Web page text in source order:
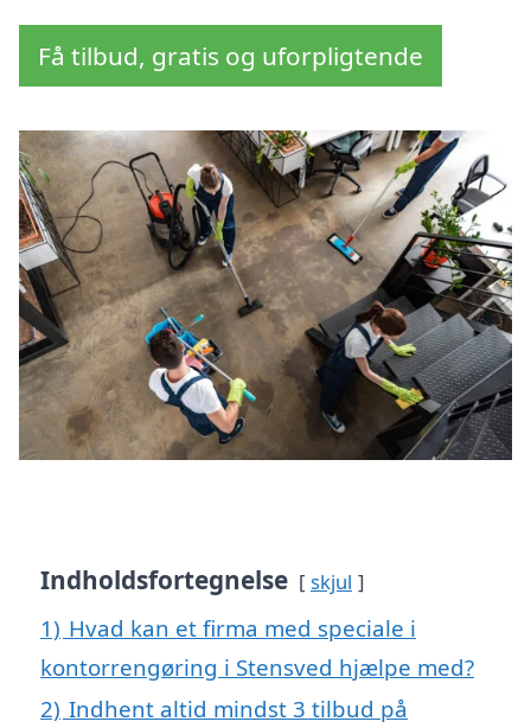
Få tilbud, gratis og uforpligtende
Indholdsfortegnelse skjul
1) Hvad kan et firma med speciale i
kontorrengøring i Stensved hjælpe med?
2) Indhent altid mindst 3 tilbud på